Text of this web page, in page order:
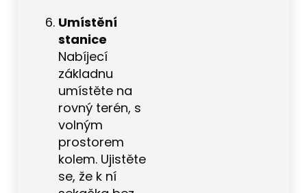
Umístění
stanice
Nabíjecí
základnu
umístěte na
rovný terén, s
volným
prostorem
kolem. Ujistěte
se, že k ní